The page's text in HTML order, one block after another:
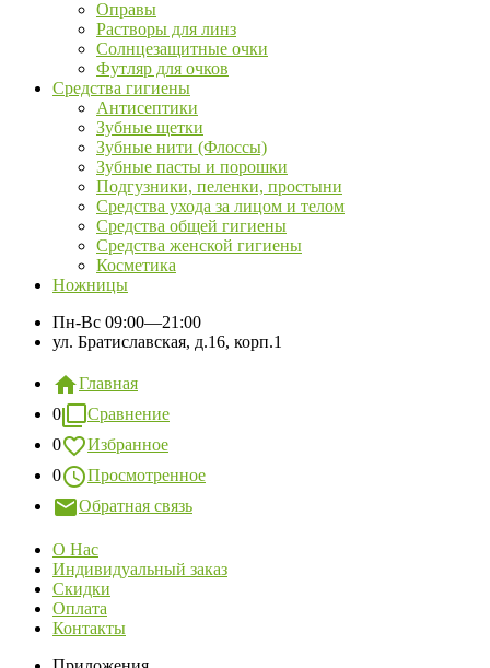
Оправы
Растворы для линз
Солнцезащитные очки
Футляр для очков
Средства гигиены
Антисептики
Зубные щетки
Зубные нити (Флоссы)
Зубные пасты и порошки
Подгузники, пеленки, простыни
Средства ухода за лицом и телом
Средства общей гигиены
Средства женской гигиены
Косметика
Ножницы
Пн-Вс 09:00—21:00
ул. Братиславская, д.16, корп.1
Главная
0
Сравнение
0
Избранное
0
Просмотренное
Обратная связь
О Нас
Индивидуальный заказ
Скидки
Оплата
Контакты